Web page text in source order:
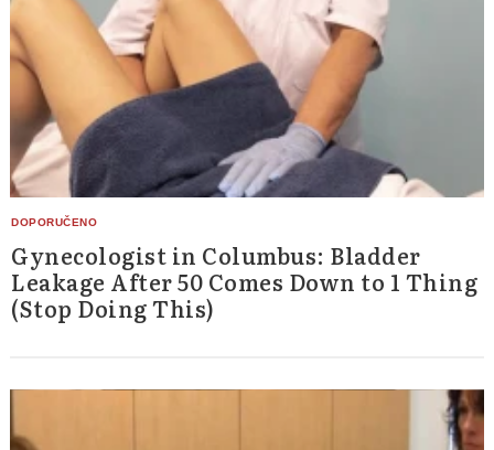
Gynecologist in Columbus: Bladder
Leakage After 50 Comes Down to 1 Thing
(Stop Doing This)